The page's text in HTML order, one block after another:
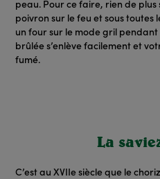
peau. Pour ce faire, rien de
poivron sur le feu et sous toutes
un four sur le mode gril pendant
brûlée s’enlève facilement et
fumé.
La
C’est au XVIIe siècle que le